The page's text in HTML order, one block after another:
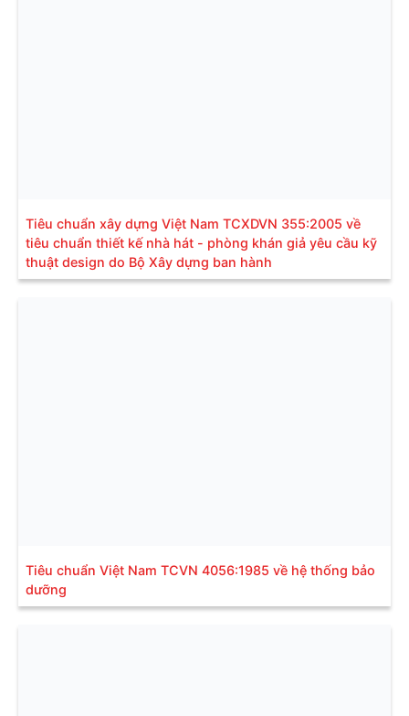
Tiêu chuẩn xây dựng Việt Nam TCXDVN 355:2005 về
tiêu chuẩn thiết kế nhà hát - phòng khán giả yêu cầu kỹ
thuật design do Bộ Xây dựng ban hành
Tiêu chuẩn Việt Nam TCVN 4056:1985 về hệ thống bảo
dưỡng